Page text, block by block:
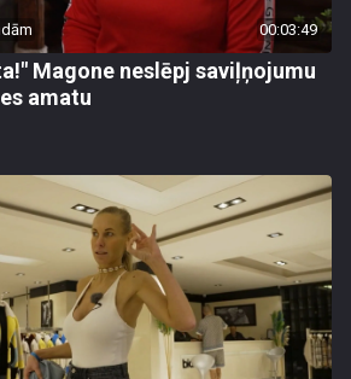
00:03:49
Magone neslēpj saviļņojumu
amatu